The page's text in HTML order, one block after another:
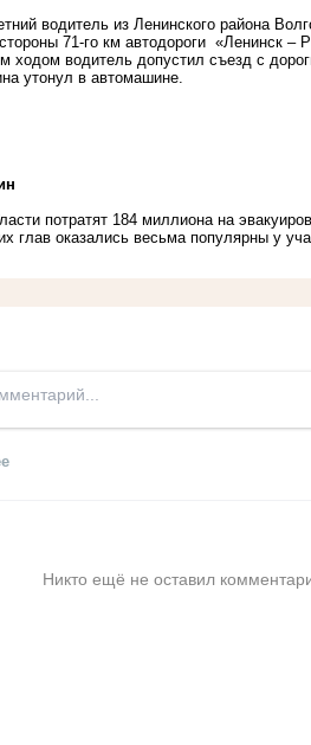
водитель из Ленинского района
71-го км автодороги «Ленинск –
ходом водитель допустил съезд с
утонул в автомашине.
потратят 184 миллиона на
глав оказались весьма популярны у
Никто ещё не оставил